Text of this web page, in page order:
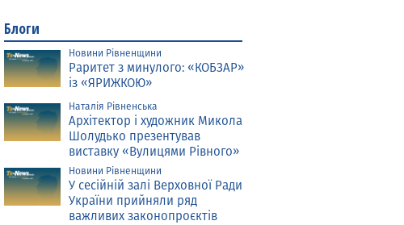
Блоги
Новини Рівненщини
Раритет з минулого: «КОБЗАР»
із «ЯРИЖКОЮ»
Наталія Рівненська
Архітектор і художник Микола
Шолудько презентував
виставку «Вулицями Рівного»
Новини Рівненщини
У сесійній залі Верховної Ради
України прийняли ряд
важливих законопроєктів